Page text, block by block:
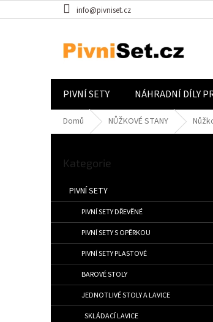
info@pivniset.cz
PIVNÍ SETY NÁHRADNÍ DÍLY
Domů NŮŽKOVÉ STANY
Kategorie
PIVNÍ SETY
PIVNÍ SETY DŘEVĚNÉ
PIVNÍ SETY S OPĚRKOU
PIVNÍ SETY PLASTOVÉ
BAROVÉ STOLY
JEDNOTLIVÉ STOLY A LAVICE
SKLÁDACÍ LAVICE